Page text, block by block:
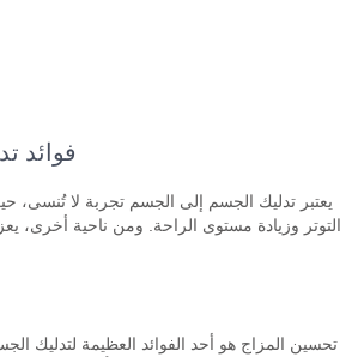
فوائد
يعتبر تدليك الجسم إلى الجسم تجربة لا تُنسى،
التوتر وزيادة مستوى الراحة. ومن ناحية أخرى،
تحسين المزاج هو أحد الفوائد العظيمة لتدليك